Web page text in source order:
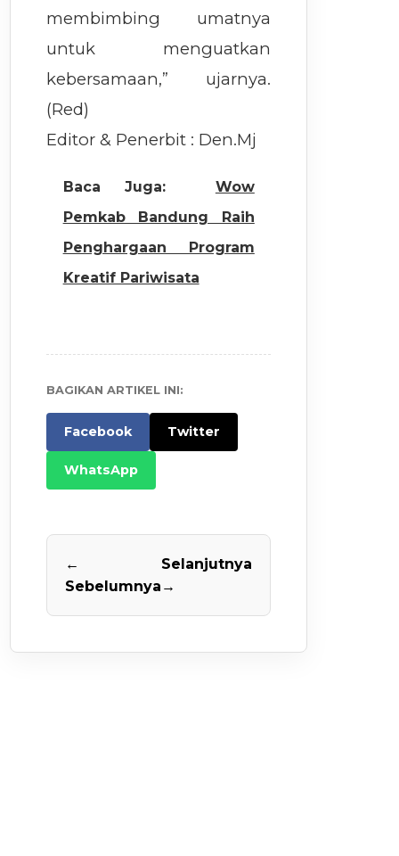
membimbing umatnya
untuk menguatkan
kebersamaan,” ujarnya.
(Red)
Editor & Penerbit : Den.Mj
Baca Juga:
Wow
Pemkab Bandung Raih
Penghargaan Program
Kreatif Pariwisata
BAGIKAN ARTIKEL INI:
Facebook Twitter
WhatsApp
←
Sebelumnya
Selanjutnya
→